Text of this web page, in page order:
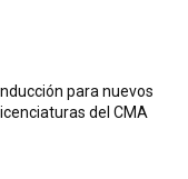
para nuevos
del CMA